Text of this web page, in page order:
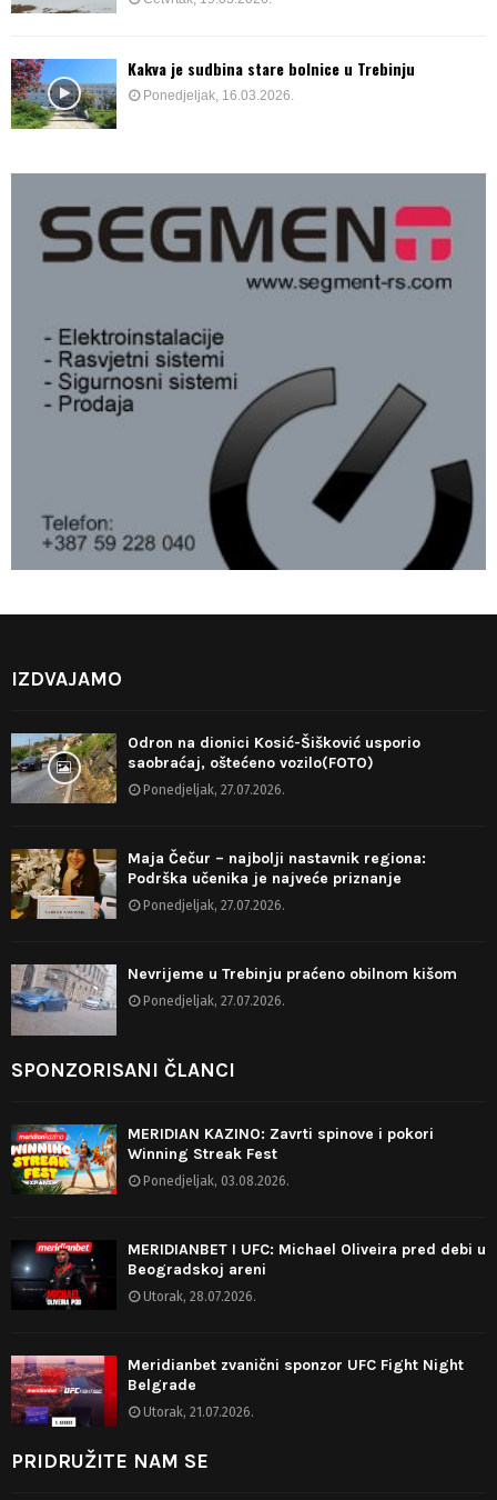
Kakva je sudbina stare bolnice u Trebinju
Ponedjeljak, 16.03.2026.
IZDVAJAMO
Odron na dionici Kosić-Šišković usporio
saobraćaj, oštećeno vozilo(FOTO)
Ponedjeljak, 27.07.2026.
Maja Čečur – najbolji nastavnik regiona:
Podrška učenika je najveće priznanje
Ponedjeljak, 27.07.2026.
Nevrijeme u Trebinju praćeno obilnom kišom
Ponedjeljak, 27.07.2026.
SPONZORISANI ČLANCI
MERIDIAN KAZINO: Zavrti spinove i pokori
Winning Streak Fest
Ponedjeljak, 03.08.2026.
MERIDIANBET I UFC: Michael Oliveira pred debi u
Beogradskoj areni
Utorak, 28.07.2026.
Meridianbet zvanični sponzor UFC Fight Night
Belgrade
Utorak, 21.07.2026.
PRIDRUŽITE NAM SE